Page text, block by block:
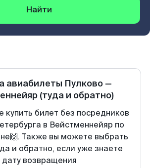
Найти
авиабилеты Пулково—
(туда и обратно)
купить билет без посредников
в Вейстменнейяр по
Также вы можете выбрать
и обратно, если уже знаете
дату возвращения